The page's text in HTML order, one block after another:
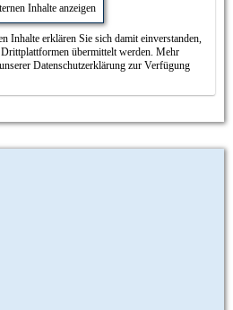
Inhalte anzeigen
Inhalte erklären Sie sich damit einverstanden,
Drittplattformen übermittelt werden. Mehr
Datenschutzerklärung zur Verfügung